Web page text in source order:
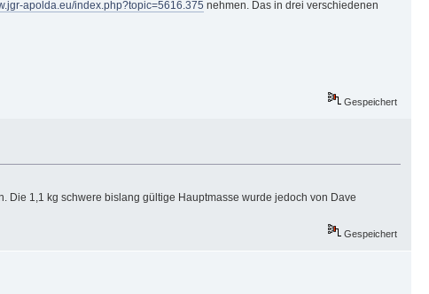
apolda.eu/index.php?topic=5616.375 nehmen. Das in drei verschiedenen
Gespeichert
Die 1,1 kg schwere bislang gültige Hauptmasse wurde jedoch von Dave
Gespeichert